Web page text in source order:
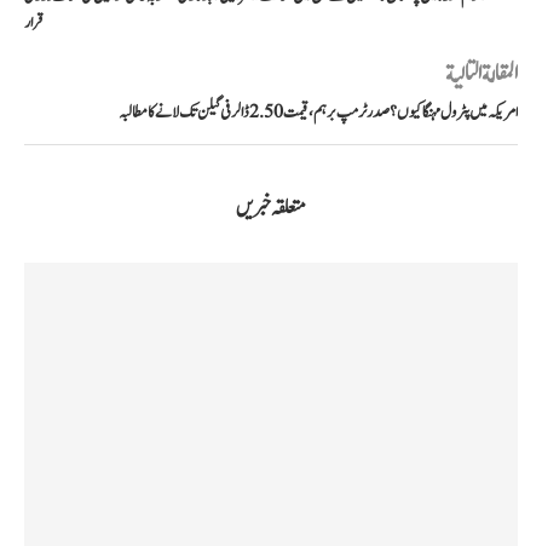
قرار
المقالة التالية
امریکہ میں پٹرول مہنگا کیوں؟ صدر ٹرمپ برہم، قیمت 2.50 ڈالر فی گیلن تک لانے کا مطالبہ
متعلقہ خبریں